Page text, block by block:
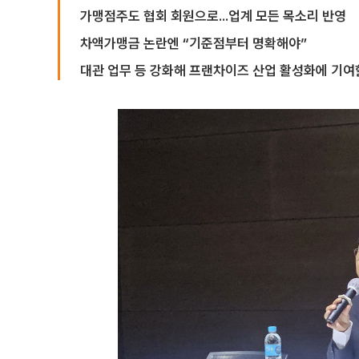
가맹점주도 협회 회원으로...업계 모든 목소리 반영
차액가맹금 논란엔 “기준점부터 명확해야”
대관 업무 등 강화해 프랜차이즈 산업 활성화에 기여